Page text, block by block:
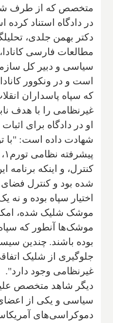
متخصص که از طرف
در دادگاه استناد
دکتر بهمن جلدی،
مطالعات فارسی
سیاسی و دبیر کل
است و در ونکوور
که سپاه پاسداران
غیرنظامی را با هدف
او در دادگاه برای
شهادت داده است: "با
کنترل، و اینکه برنامه
شده بود و کنترل
اختیار سپاه بوده و
موشک شلیک شده،
موشک‌ها آنطور که
بوده باشند. چندین
جلوگیری از شلیک
غیرنظامی وجود دارد".
دیگر شاهد متخصص
سیاسی و یکی از اعضای
دموکراسی‌های